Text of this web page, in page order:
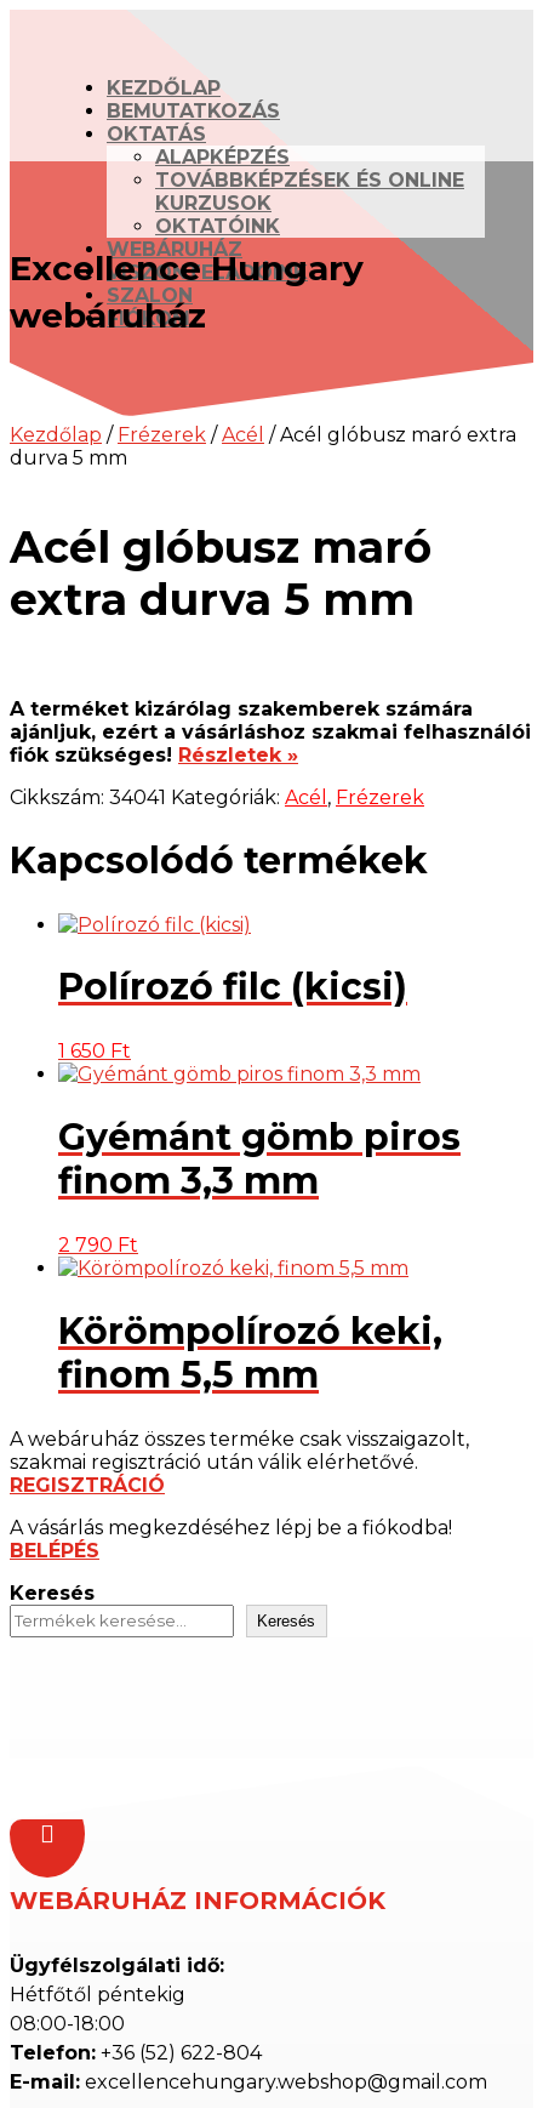
KEZDŐLAP
BEMUTATKOZÁS
OKTATÁS
ALAPKÉPZÉS
TOVÁBBKÉPZÉSEK ÉS ONLINE
KURZUSOK
OKTATÓINK
WEBÁRUHÁZ
VISZONTELADÓINK
SZALON
FIÓKOM
Excellence Hungary
webáruház
Kezdőlap / Frézerek /Acél / Acél glóbusz maró extra
durva 5 mm
Acél glóbusz maró
extra durva 5 mm
A terméket kizárólag szakemberek számára
ajánljuk, ezért a vásárláshoz szakmai felhasználói
fiók szükséges! Részletek »
Cikkszám: 34041 Kategóriák: Acél , Frézerek
Kapcsolódó termékek
Polírozó filc (kicsi)
1 650 Ft
Gyémánt gömb piros
finom 3,3 mm
2 790 Ft
Körömpolírozó keki,
finom 5,5 mm
A webáruház összes terméke csak visszaigazolt,
szakmai regisztráció után válik elérhetővé.
REGISZTRÁCIÓ
A vásárlás megkezdéséhez lépj be a fiókodba!
BELÉPÉS
Keresés
Keresés

WEBÁRUHÁZ INFORMÁCIÓK
Ügyfélszolgálati idő:
Hétfőtől péntekig
08:00-18:00
Telefon: +36 (52) 622-804
E-mail: excellencehungary.webshop@gmail.com